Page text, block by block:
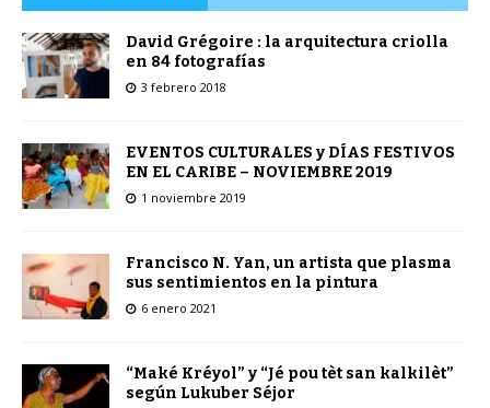
David Grégoire : la arquitectura criolla
en 84 fotografías
3 febrero 2018
EVENTOS CULTURALES y DÍAS FESTIVOS
EN EL CARIBE – NOVIEMBRE 2019
1 noviembre 2019
Francisco N. Yan, un artista que plasma
sus sentimientos en la pintura
6 enero 2021
“Maké Kréyol” y “Jé pou tèt san kalkilèt”
según Lukuber Séjor